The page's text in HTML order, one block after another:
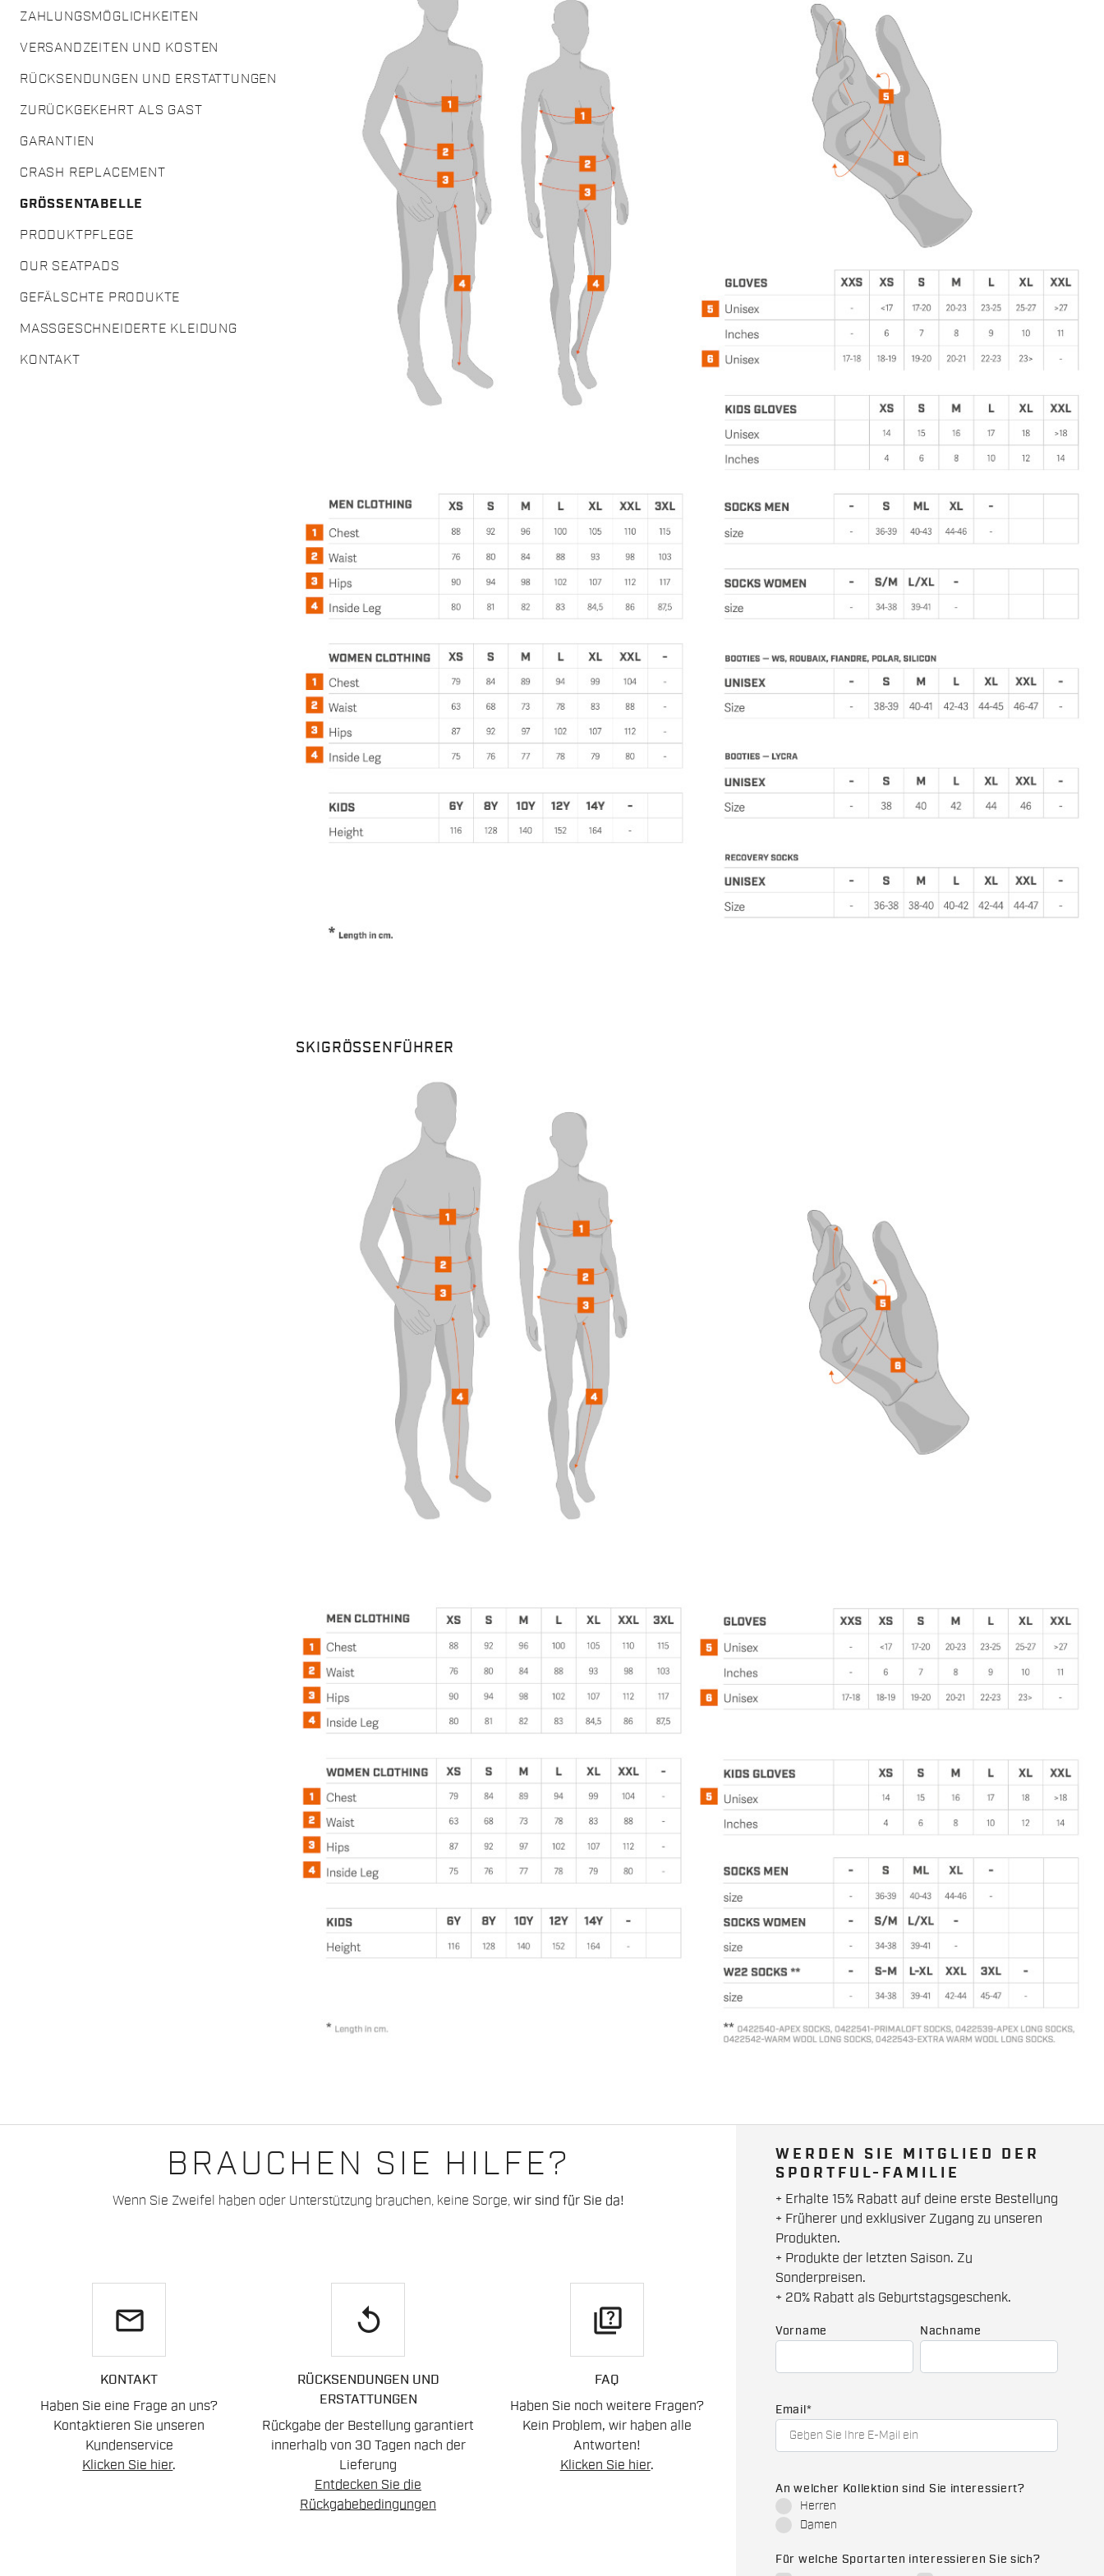
ZAHLUNGSMÖGLICHKEITEN
VERSANDZEITEN UND KOSTEN
RÜCKSENDUNGEN UND ERSTATTUNGEN
ZURÜCKGEKEHRT ALS GAST
GARANTIEN
CRASH REPLACEMENT
GRÖSSENTABELLE
PRODUKTPFLEGE
OUR SEATPADS
GEFÄLSCHTE PRODUKTE
MASSGESCHNEIDERTE KLEIDUNG
KONTAKT
SKIGRÖSSENFÜHRER
BRAUCHEN SIE HILFE?
Wenn Sie Zweifel haben oder Unterstützung brauchen, keine Sorge, wir sind für Sie da!
email
KONTAKT
Haben Sie eine Frage an uns?
Kontaktieren Sie unseren
Kundenservice
Klicken Sie hier.
replay
RÜCKSENDUNGEN UND
ERSTATTUNGEN
Rückgabe der Bestellung garantiert
innerhalb von 30 Tagen nach der
Lieferung
Entdecken Sie die
Rückgabebedingungen
quiz
FAQ
Haben Sie noch weitere Fragen?
Kein Problem, wir haben alle
Antworten!
Klicken Sie hier.
WERDEN SIE MITGLIED DER
SPORTFUL-FAMILIE
+ Erhalte 15% Rabatt auf deine erste Bestellung
+ Früherer und exklusiver Zugang zu unseren
Produkten.
+ Produkte der letzten Saison. Zu
Sonderpreisen.
+ 20% Rabatt als Geburtstagsgeschenk.
Vorname Nachname
Email *
An welcher Kollektion sind Sie interessiert?
Herren
Damen
Für welche Sportarten interessieren Sie sich?